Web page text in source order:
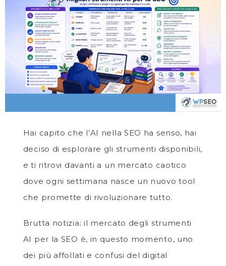
Hai capito che l’AI nella SEO ha senso, hai
deciso di esplorare gli strumenti disponibili,
e ti ritrovi davanti a un mercato caotico
dove ogni settimana nasce un nuovo tool
che promette di rivoluzionare tutto.
Brutta notizia: il mercato degli strumenti
AI per la SEO è, in questo momento, uno
dei più affollati e confusi del digital